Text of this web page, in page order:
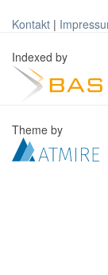
Kontakt |
Indexed by
Theme by